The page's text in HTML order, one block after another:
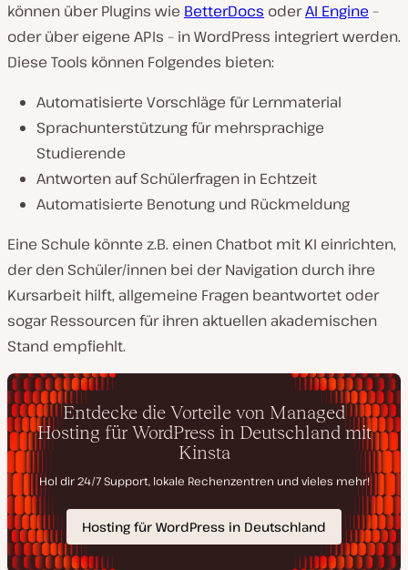
können über Plugins wie BetterDocs oderAI Engine –
oder über eigene APIs – in WordPress integriert werden.
Diese Tools können Folgendes bieten:
Automatisierte Vorschläge für Lernmaterial
Sprachunterstützung für mehrsprachige
Studierende
Antworten auf Schülerfragen in Echtzeit
Automatisierte Benotung und Rückmeldung
Eine Schule könnte z.B. einen Chatbot mit KI einrichten,
der den Schüler/innen bei der Navigation durch ihre
Kursarbeit hilft, allgemeine Fragen beantwortet oder
sogar Ressourcen für ihren aktuellen akademischen
Stand empfiehlt.